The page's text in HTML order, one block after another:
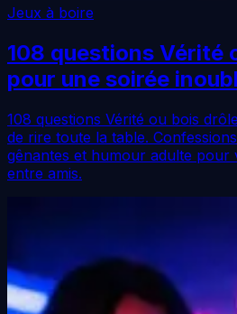
Jeux à boire
108 questions Vérité
pour une soirée
108 questions Vérité ou bois
de rire toute la table.
gênantes et humour adulte pour
entre amis.